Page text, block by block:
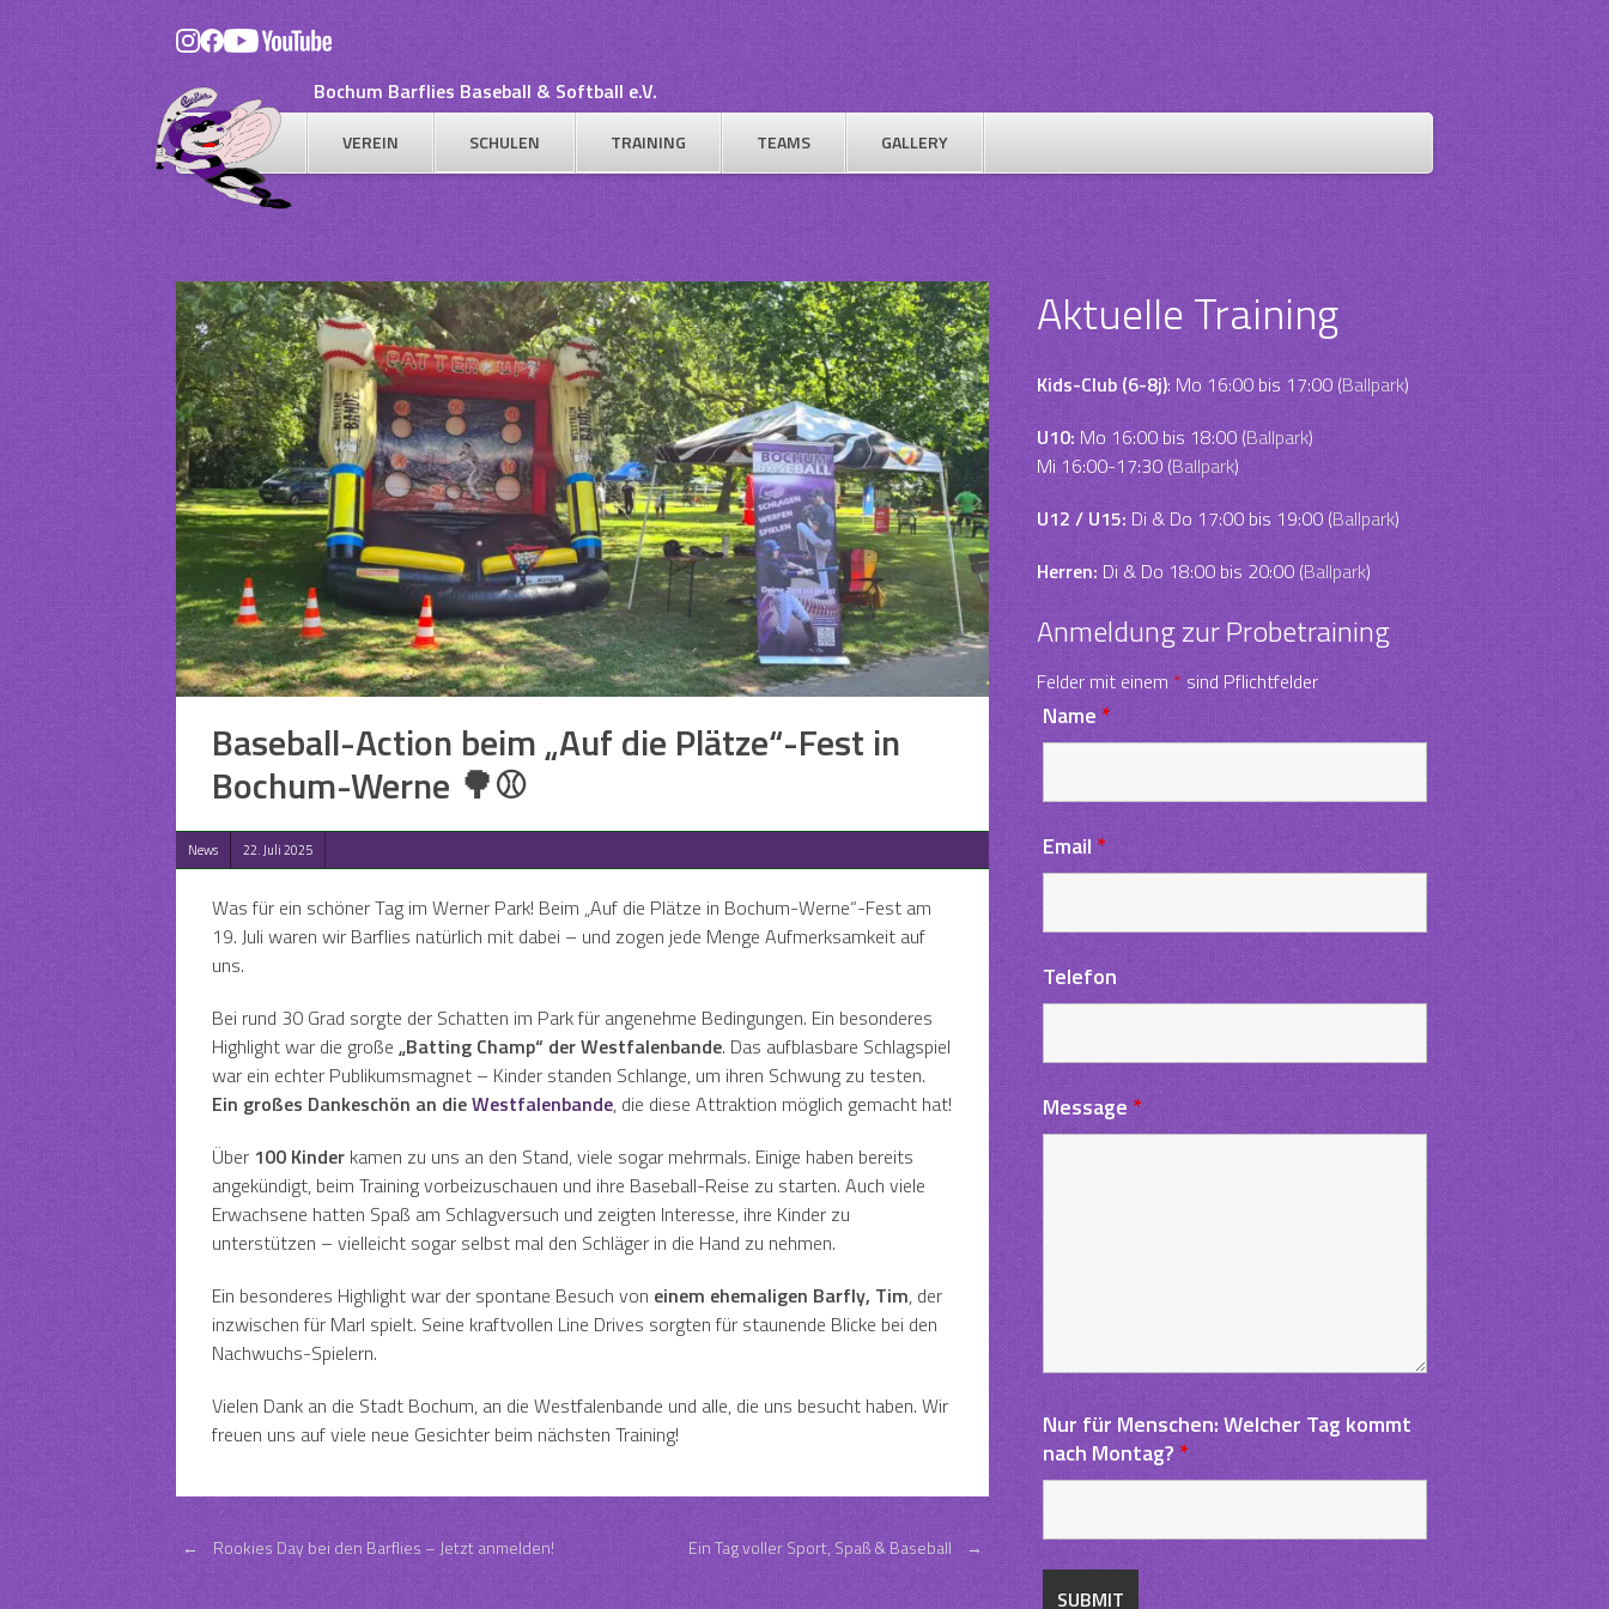
Skip
content
Bochum Barflies Baseball & Softball e.V.
VEREIN SCHULEN TRAINING TEAMS GALLERY
Baseball-Action beim „Auf die Plätze“-Fest in
Bochum-Werne 🌳⚾
News 22. Juli 2025
Was für ein schöner Tag im Werner Park! Beim „Auf die Plätze in Bochum-Werne“-Fest am
19. Juli waren wir Barflies natürlich mit dabei – und zogen jede Menge Aufmerksamkeit auf
uns.
Bei rund 30 Grad sorgte der Schatten im Park für angenehme Bedingungen. Ein besonderes
Highlight war die große „Batting Champ“ der Westfalenbande. Das aufblasbare Schlagspiel
war ein echter Publikumsmagnet – Kinder standen Schlange, um ihren Schwung zu testen.
Ein großes Dankeschön an dieWestfalenbande, die diese Attraktion möglich gemacht hat!
Über 100 Kinder kamen zu uns an den Stand, viele sogar mehrmals. Einige haben bereits
angekündigt, beim Training vorbeizuschauen und ihre Baseball-Reise zu starten. Auch viele
Erwachsene hatten Spaß am Schlagversuch und zeigten Interesse, ihre Kinder zu
unterstützen – vielleicht sogar selbst mal den Schläger in die Hand zu nehmen.
Ein besonderes Highlight war der spontane Besuch von einem ehemaligen Barfly, Tim, der
inzwischen für Marl spielt. Seine kraftvollen Line Drives sorgten für staunende Blicke bei den
Nachwuchs-Spielern.
Vielen Dank an die Stadt Bochum, an die Westfalenbande und alle, die uns besucht haben. Wir
freuen uns auf viele neue Gesichter beim nächsten Training!
Post
← Rookies Day bei den Barflies – Jetzt anmelden! Ein Tag voller Sport, Spaß & Baseball →
Aktuelle Training
Kids-Club (6-8j): Mo 16:00 bis 17:00 (Ballpark)
U10:Mo 16:00 bis 18:00 (Ballpark)
Mi 16:00-17:30 (Ballpark)
U12 / U15:Di & Do 17:00 bis 19:00 (Ballpark)
Herren:Di & Do 18:00 bis 20:00 (Ballpark)
Anmeldung zur Probetraining
Felder mit einem*sind Pflichtfelder
Name*
Email *
Telefon
Message*
Nur für Menschen: Welcher Tag kommt
nach Montag?*